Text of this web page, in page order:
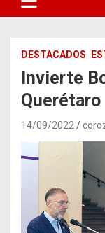
DESTACADOS
Invierte
Querétaro
14/09/2022